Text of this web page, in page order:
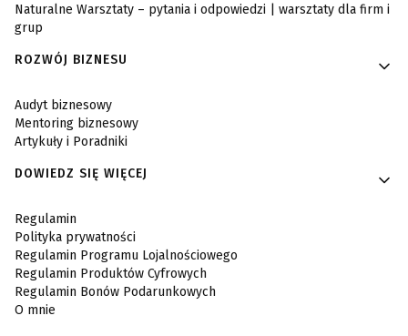
Naturalne Warsztaty – pytania i odpowiedzi | warsztaty dla firm i
grup
ROZWÓJ BIZNESU
Audyt biznesowy
Mentoring biznesowy
Artykuły i Poradniki
DOWIEDZ SIĘ WIĘCEJ
Regulamin
Polityka prywatności
Regulamin Programu Lojalnościowego
Regulamin Produktów Cyfrowych
Regulamin Bonów Podarunkowych
O mnie